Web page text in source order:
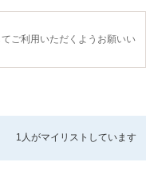
ご利用いただくようお願いい
1人がマイリストしています